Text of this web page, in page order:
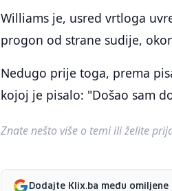
Williams je, usred vrtloga
progon od strane sudije,
Nedugo prije toga, prema
kojoj je pisalo: "Došao sam
Znate nešto više o temi ili želite
Dodajte Klix.ba među omiljene